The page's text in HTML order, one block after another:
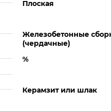
Плоская
Железобетонные
(чердачные)
%
Керамзит или шлак